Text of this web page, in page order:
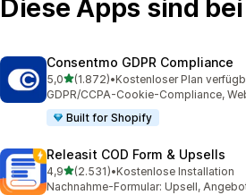
Diese Apps sind
Consentmo GDPR Compliance
5,0von 5 Sternen
(1.872)
1872 Rezensionen insgesamt
•Kostenloser Plan
GDPR/CCPA-Cookie-Compliance,
Built for Shopify
Releasit COD Form & Upsells
4,9von 5 Sternen
(2.531)
2531 Rezensionen insgesamt
•Kostenlose Installation
Nachnahme-Formular: Upsell,